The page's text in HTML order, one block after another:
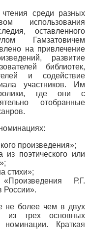
среди разных
использования
оставленного
Гамзатовичем
на привлечение
развитие
библиотек,
и содействие
участников. Им
где они с
отобранные
произведения»;
поэтического или
стихи»;
Р.Г.
России».
не более чем в двух
из трех основных
Краткая